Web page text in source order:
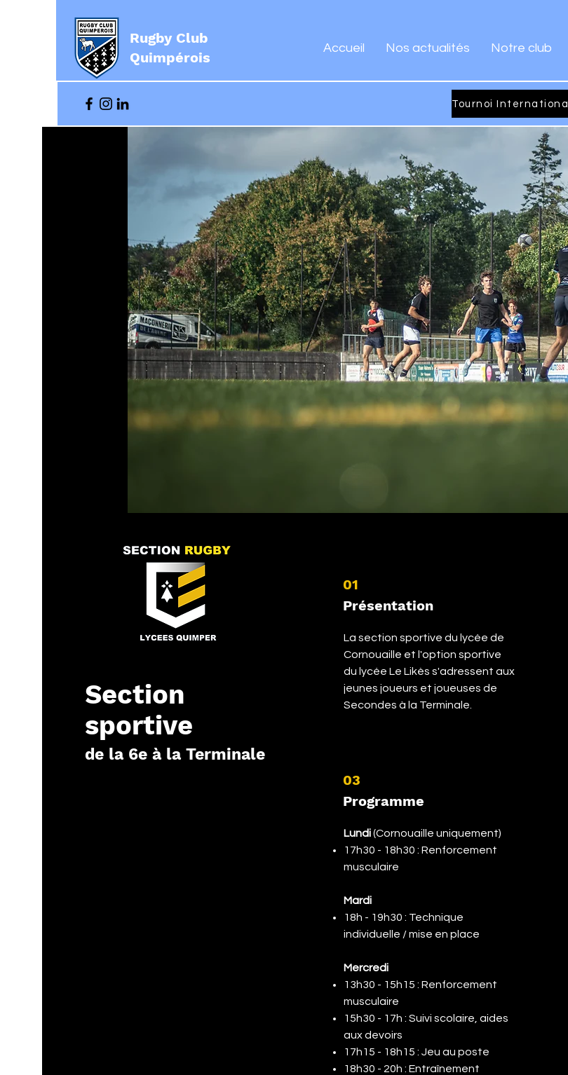
Rugby Club
Quimpérois
Accueil Nos actualités Notre club
Conjuguer rugby à haute
Section
sportive
de la 6e à la Terminale
01
Présentation
La section sportive du lycée de
Cornouaille et l'option sportive
du lycée Le Likès s'adressent aux
jeunes joueurs et joueuses de
Secondes à la Terminale.
03
Programme
Lundi(Cornouaille uniquement)
17h30 - 18h30 : Renforcement
musculaire
Mardi
18h - 19h30 : Technique
individuelle / mise en place
Mercredi
13h30 - 15h15 : Renforcement
musculaire
15h30 - 17h : Suivi scolaire, aides
aux devoirs
​17h15 - 18h15 : Jeu au poste
18h30 - 20h : Entraînement